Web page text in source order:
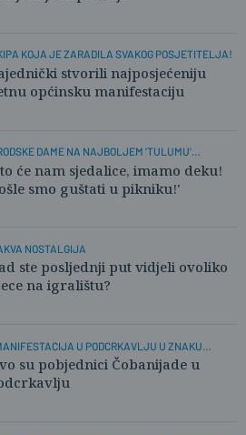
KOJA JE ZARADILA SVAKOG POSJETITELJA!
stvorili najposjećeniju
općinsku manifestaciju
DAME NA NAJBOLJEM 'TULUMU'
LJETA
će nam sjedalice, imamo deku!
smo guštati u pikniku!'
NOSTALGIJA
ste posljednji put vidjeli ovoliko
na igralištu?
U PODCRKAVLJU U ZNAKU
su pobjednici Čobanijade u